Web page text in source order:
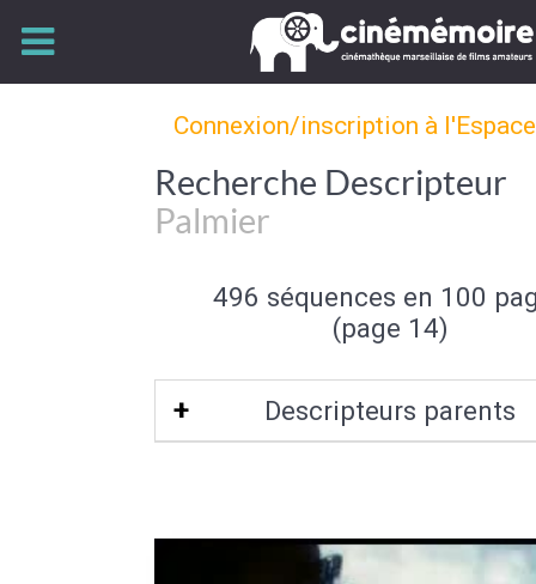
Connexion/inscription à
Recherche Descripteur
Palmier
496 séquences en 100
(page 14)
Descripteurs parents